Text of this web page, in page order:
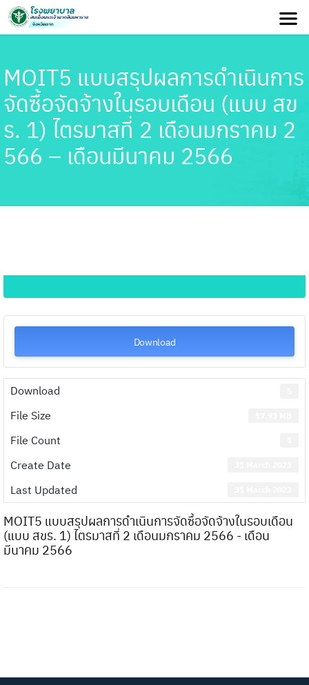
MOIT5 แบบสรุปผลการดำเนินการ
จัดซื้อจัดจ้างในรอบเดือน (แบบ สข
ร. 1) ไตรมาสที่ 2 เดือนมกราคม 2
566 – เดือนมีนาคม 2566
Download
Download
File Size
File Count
Create Date
Last Updated
MOIT5 แบบสรุปผลการดำเนินการจัดซื้อจัดจ้างในรอบเดือน
(แบบ สขร. 1) ไตรมาสที่ 2 เดือนมกราคม 2566 - เดือน
มีนาคม 2566